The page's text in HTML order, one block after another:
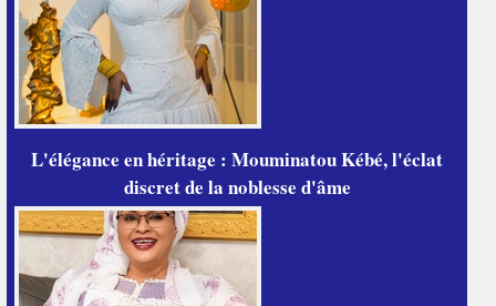
L'élégance en héritage : Mouminatou Kébé, l'éclat
discret de la noblesse d'âme